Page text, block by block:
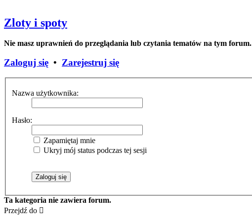
Zloty i spoty
Nie masz uprawnień do przeglądania lub czytania tematów na tym forum.
Zaloguj się • Zarejestruj się
Nazwa użytkownika:
Hasło:
Zapamiętaj mnie
Ukryj mój status podczas tej sesji
Ta kategoria nie zawiera forum.
Przejdź do